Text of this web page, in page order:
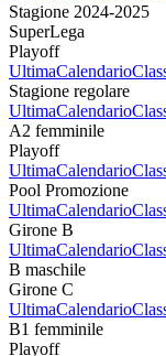
Stagione 2024-2025
SuperLega
Playoff
UltimaCalendario
Stagione regolare
UltimaCalendario
A2 femminile
Playoff
UltimaCalendario
Pool Promozione
UltimaCalendario
Girone B
UltimaCalendario
B maschile
Girone C
UltimaCalendario
B1 femminile
Playoff